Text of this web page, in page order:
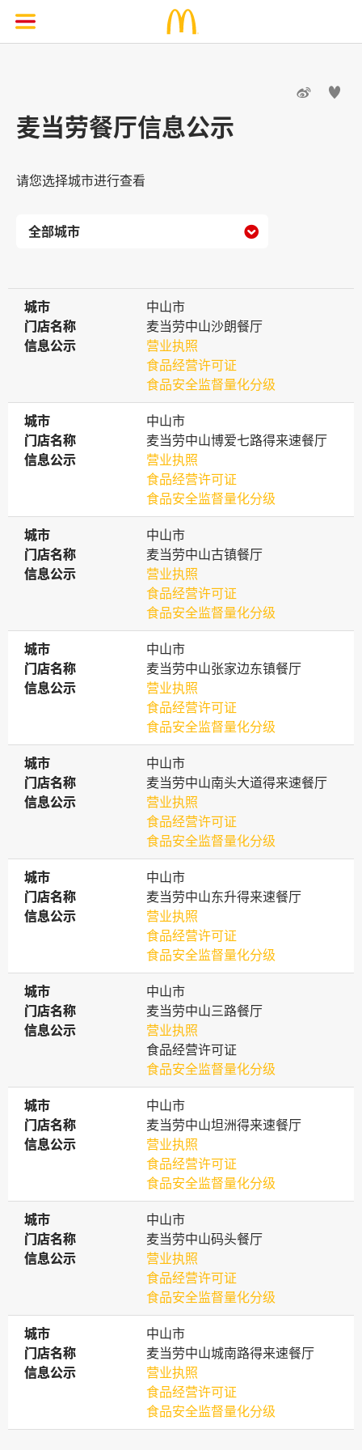
 
麦当劳餐厅信息公示
请您选择城市进行查看

城市
城市
中山市
门店名称
门店名称
麦当劳中山沙朗餐厅
信息公示
信息公示
营业执照
食品经营许可证
食品安全监督量化分级
城市
城市
中山市
门店名称
门店名称
麦当劳中山博爱七路得来速餐厅
信息公示
信息公示
营业执照
食品经营许可证
食品安全监督量化分级
城市
城市
中山市
门店名称
门店名称
麦当劳中山古镇餐厅
信息公示
信息公示
营业执照
食品经营许可证
食品安全监督量化分级
城市
城市
中山市
门店名称
门店名称
麦当劳中山张家边东镇餐厅
信息公示
信息公示
营业执照
食品经营许可证
食品安全监督量化分级
城市
城市
中山市
门店名称
门店名称
麦当劳中山南头大道得来速餐厅
信息公示
信息公示
营业执照
食品经营许可证
食品安全监督量化分级
城市
城市
中山市
门店名称
门店名称
麦当劳中山东升得来速餐厅
信息公示
信息公示
营业执照
食品经营许可证
食品安全监督量化分级
城市
城市
中山市
门店名称
门店名称
麦当劳中山三路餐厅
信息公示
信息公示
营业执照
食品经营许可证
食品安全监督量化分级
城市
城市
中山市
门店名称
门店名称
麦当劳中山坦洲得来速餐厅
信息公示
信息公示
营业执照
食品经营许可证
食品安全监督量化分级
城市
城市
中山市
门店名称
门店名称
麦当劳中山码头餐厅
信息公示
信息公示
营业执照
食品经营许可证
食品安全监督量化分级
城市
城市
中山市
门店名称
门店名称
麦当劳中山城南路得来速餐厅
信息公示
信息公示
营业执照
食品经营许可证
食品安全监督量化分级